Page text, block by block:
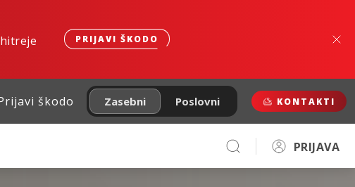
PRIJAVI ŠKODO
škodo Zasebni Poslovni KONTAKTI
PRIJAVA